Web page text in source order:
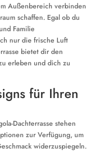
Außenbereich verbinden
schaffen. Egal ob du
Familie
nur die frische Luft
bietet dir den
erleben und dich zu
für Ihren
Dachterrasse stehen
zur Verfügung, um
widerzuspiegeln.